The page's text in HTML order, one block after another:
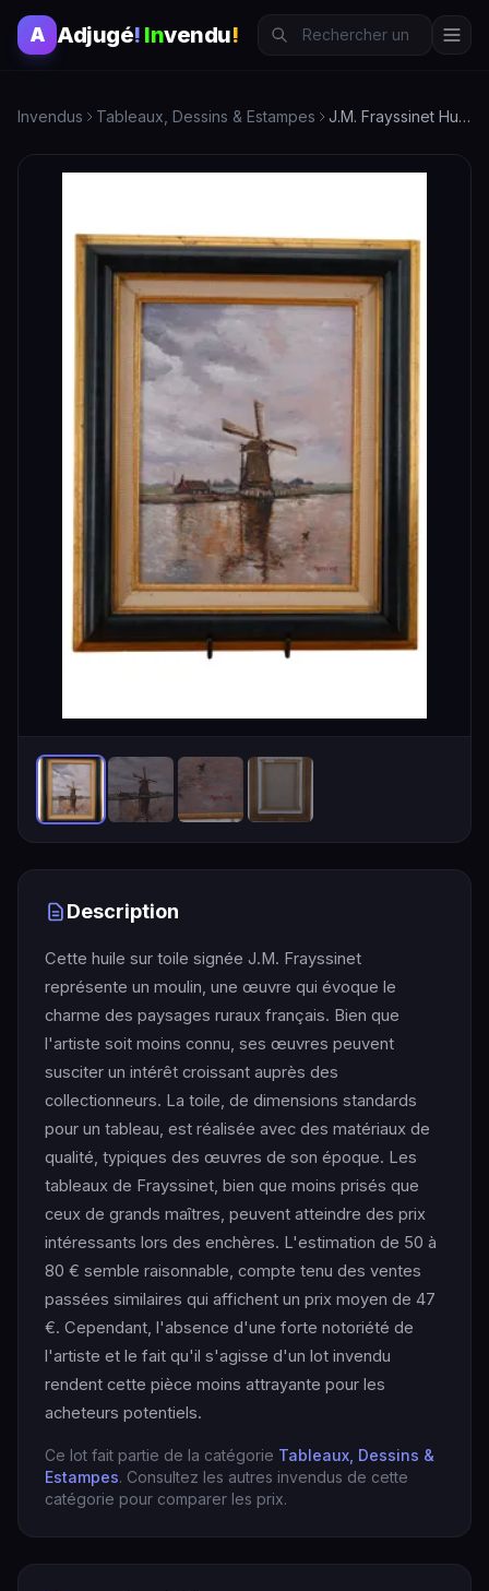
A Adjugé! Invendu!
Invendus Tableaux, Dessins & Estampes J.M. Frayssinet Huile sur toile - Moulin - Tableau d'art
Description
Cette huile sur toile signée J.M. Frayssinet
représente un moulin, une œuvre qui évoque le
charme des paysages ruraux français. Bien que
l'artiste soit moins connu, ses œuvres peuvent
susciter un intérêt croissant auprès des
collectionneurs. La toile, de dimensions standards
pour un tableau, est réalisée avec des matériaux de
qualité, typiques des œuvres de son époque. Les
tableaux de Frayssinet, bien que moins prisés que
ceux de grands maîtres, peuvent atteindre des prix
intéressants lors des enchères. L'estimation de 50 à
80 € semble raisonnable, compte tenu des ventes
passées similaires qui affichent un prix moyen de 47
€. Cependant, l'absence d'une forte notoriété de
l'artiste et le fait qu'il s'agisse d'un lot invendu
rendent cette pièce moins attrayante pour les
acheteurs potentiels.
Ce lot fait partie de la catégorie Tableaux, Dessins &
Estampes. Consultez les autres invendus de cette
catégorie pour comparer les prix.